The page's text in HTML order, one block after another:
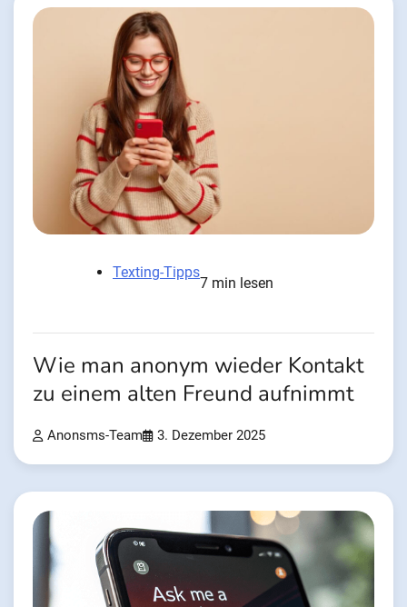
Texting-Tipps
7 min lesen
Wie man anonym wieder Kontakt
zu einem alten Freund aufnimmt
Anonsms-Team 3. Dezember 2025